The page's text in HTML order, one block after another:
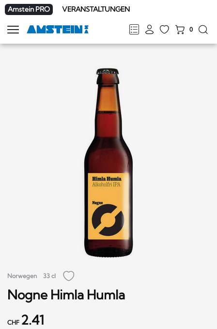
Amstein PRO VERANSTALTUNGEN
FRDEENIT
0
Navigation
zeigen
Norwegen 33 cl
Nogne Himla Humla
CHF 2.41